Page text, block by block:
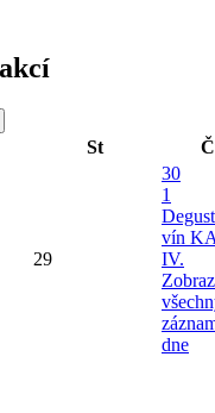
St
29
30
1
vín
IV.
dne